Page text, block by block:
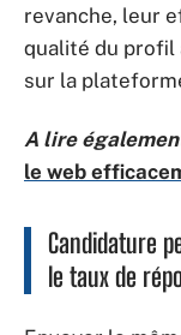
revanche, leur
qualité du profil
sur la
A lire
le web
Candidature
le taux de